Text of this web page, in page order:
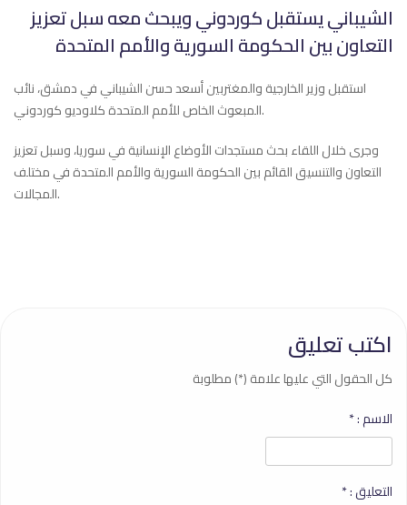
الشيباني يستقبل كوردوني ويبحث معه سبل تعزيز
التعاون بين الحكومة السورية والأمم المتحدة
استقبل وزير الخارجية والمغتربين أسعد حسن الشيباني في دمشق، نائب
المبعوث الخاص للأمم المتحدة كلاوديو كوردوني.
وجرى خلال اللقاء بحث مستجدات الأوضاع الإنسانية في سوريا، وسبل تعزيز
التعاون والتنسيق القائم بين الحكومة السورية والأمم المتحدة في مختلف
المجالات.
اكتب تعليق
كل الحقول التي عليها علامة (*) مطلوبة
الاسم :*
التعليق :*